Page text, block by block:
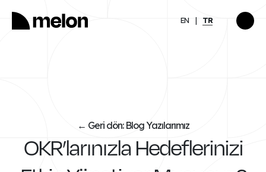
EN TR
ÖNE ÇIKAN
Keşfet →
← Geri dön: Blog Yazılarımız
OKR’larınızla Hedeflerinizi